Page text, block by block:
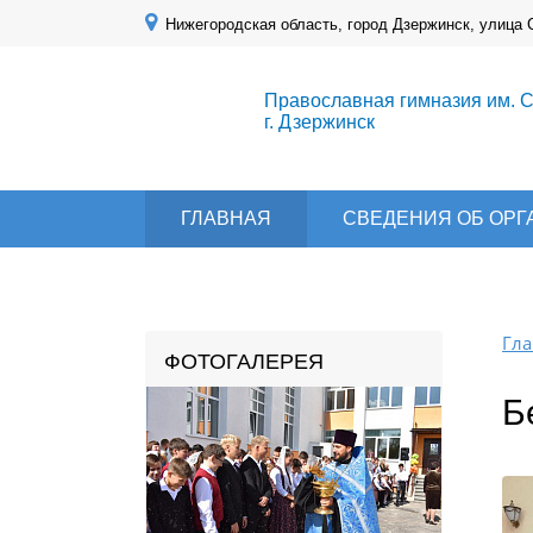
Нижегородская область, город Дзержинск, улица
Православная гимназия им.
г. Дзержинск
ГЛАВНАЯ СВЕДЕНИЯ ОБ
ФОТОГАЛЕРЕЯ